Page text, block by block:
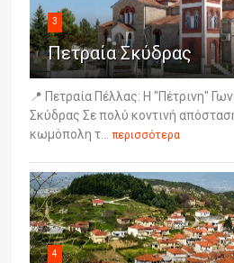
3
Πετραία Σκύδρας
📍 Πετραία Πέλλας: Η "Πέτρινη"
Σκύδρας Σε πολύ κοντινή
κωμόπολη τ...
περισσότερα
4